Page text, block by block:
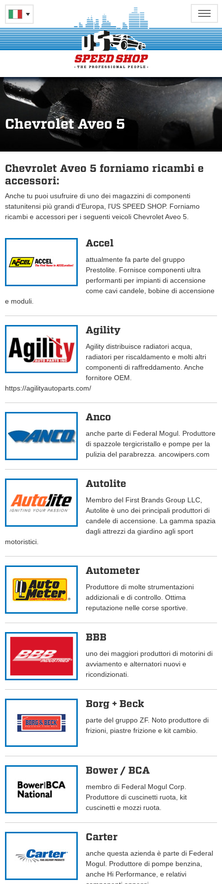
Chevrolet Aveo 5
Chevrolet Aveo 5 forniamo ricambi e
accessori:
Anche tu puoi usufruire di uno dei magazzini di componenti
statunitensi più grandi d'Europa, l'US SPEED SHOP. Forniamo
ricambi e accessori per i seguenti veicoli Chevrolet Aveo 5.
Accel
attualmente fa parte del gruppo
Prestolite. Fornisce componenti ultra
performanti per impianti di accensione
come cavi candele, bobine di accensione
e moduli.
Agility
Agility distribuisce radiatori acqua,
radiatori per riscaldamento e molti altri
componenti di raffreddamento. Anche
fornitore OEM.
https://agilityautoparts.com/
Anco
anche parte di Federal Mogul. Produttore
di spazzole tergicristallo e pompe per la
pulizia del parabrezza. ancowipers.com
Autolite
Membro del First Brands Group LLC,
Autolite è uno dei principali produttori di
candele di accensione. La gamma spazia
dagli attrezzi da giardino agli sport
motoristici.
Autometer
Produttore di molte strumentazioni
addizionali e di controllo. Ottima
reputazione nelle corse sportive.
BBB
uno dei maggiori produttori di motorini di
avviamento e alternatori nuovi e
ricondizionati.
Borg + Beck
parte del gruppo ZF. Noto produttore di
frizioni, piastre frizione e kit cambio.
Bower / BCA
membro di Federal Mogul Corp.
Produttore di cuscinetti ruota, kit
cuscinetti e mozzi ruota.
Carter
anche questa azienda è parte di Federal
Mogul. Produttore di pompe benzina,
anche Hi Performance, e relativi